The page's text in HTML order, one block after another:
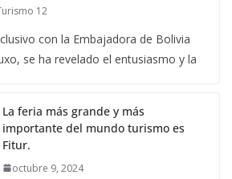
12
con la Embajadora de Bolivia
se ha revelado el entusiasmo y la
La feria más grande y más
importante del mundo turismo es
Fitur.
octubre 9, 2024